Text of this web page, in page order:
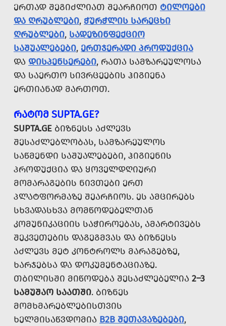
ᲔᲠᲗᲐᲓ ᲨᲔᲒᲘᲫᲚᲘᲐᲗ ᲨᲔᲐᲠᲩᲘᲝᲗ ᲢᲘᲚᲝᲔᲑᲘ
ᲓᲐ ᲦᲠᲣᲑᲚᲔᲑᲘ, ᲭᲣᲠᲭᲚᲘᲡ ᲡᲐᲠᲔᲪᲮᲘ
ᲦᲠᲣᲑᲚᲔᲑᲘ, ᲡᲐᲓᲔᲖᲘᲜᲤᲔᲥᲪᲘᲝ
ᲡᲐᲨᲣᲐᲚᲔᲑᲔᲑᲘ, ᲔᲠᲗᲯᲔᲠᲐᲓᲘ ᲞᲠᲝᲓᲣᲥᲪᲘᲐ
ᲓᲐ ᲓᲘᲡᲞᲔᲜᲡᲔᲠᲔᲑᲘ, ᲠᲐᲗᲐ ᲡᲐᲛᲖᲐᲠᲔᲣᲚᲝᲡᲐ
ᲓᲐ ᲡᲐᲔᲠᲗᲝ ᲡᲘᲕᲠᲪᲔᲔᲑᲘᲡ ᲰᲘᲒᲘᲔᲜᲐ
ᲔᲠᲗᲘᲐᲜᲐᲓ ᲛᲐᲠᲗᲝᲗ.
ᲠᲐᲢᲝᲛ SUPTA.GE?
SUPTA.GE ᲑᲘᲖᲜᲔᲡᲡ ᲐᲫᲚᲔᲕᲡ
ᲨᲔᲡᲐᲫᲚᲔᲑᲚᲝᲑᲐᲡ, ᲡᲐᲛᲖᲐᲠᲔᲣᲚᲝᲡ
ᲡᲐᲬᲛᲔᲜᲓᲘ ᲡᲐᲨᲣᲐᲚᲔᲑᲔᲑᲘ, ᲰᲘᲒᲘᲔᲜᲘᲡ
ᲞᲠᲝᲓᲣᲥᲪᲘᲐ ᲓᲐ ᲧᲝᲕᲔᲚᲓᲦᲘᲣᲠᲘ
ᲛᲝᲛᲐᲠᲐᲒᲔᲑᲘᲡ ᲜᲘᲕᲗᲔᲑᲘ ᲔᲠᲗ
ᲞᲚᲐᲢᲤᲝᲠᲛᲐᲖᲔ ᲨᲔᲐᲠᲩᲘᲝᲡ. ᲔᲡ ᲐᲛᲪᲘᲠᲔᲑᲡ
ᲡᲮᲕᲐᲓᲐᲡᲮᲕᲐ ᲛᲝᲛᲬᲝᲓᲔᲑᲔᲚᲗᲐᲜ
ᲙᲝᲛᲣᲜᲘᲙᲐᲪᲘᲘᲡ ᲡᲐᲭᲘᲠᲝᲔᲑᲐᲡ, ᲐᲛᲐᲠᲢᲘᲕᲔᲑᲡ
ᲨᲔᲙᲕᲔᲗᲔᲑᲘᲡ ᲓᲐᲒᲔᲒᲛᲕᲐᲡ ᲓᲐ ᲑᲘᲖᲜᲔᲡᲡ
ᲐᲫᲚᲔᲕᲡ ᲛᲔᲢ ᲙᲝᲜᲢᲠᲝᲚᲡ ᲛᲐᲠᲐᲒᲔᲑᲖᲔ,
ᲮᲐᲠᲯᲔᲑᲡᲐ ᲓᲐ ᲓᲝᲙᲣᲛᲔᲜᲢᲐᲪᲘᲐᲖᲔ.
ᲗᲑᲘᲚᲘᲡᲨᲘ ᲛᲘᲬᲝᲓᲔᲑᲐ ᲨᲔᲡᲐᲫᲚᲔᲑᲔᲚᲘᲐ 2–3
ᲡᲐᲛᲣᲨᲐᲝ ᲡᲐᲐᲗᲨᲘ. ᲑᲘᲖᲜᲔᲡ
ᲛᲝᲛᲮᲛᲐᲠᲔᲑᲚᲔᲑᲘᲡᲗᲕᲘᲡ
ᲮᲔᲚᲛᲘᲡᲐᲬᲕᲓᲝᲛᲘᲐ B2B ᲨᲔᲗᲐᲕᲐᲖᲔᲑᲔᲑᲘ,